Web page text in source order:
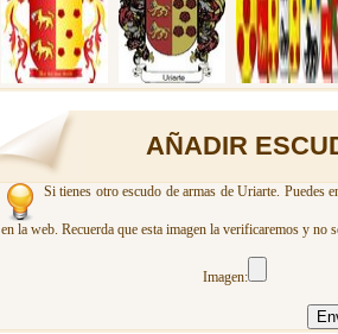
AÑADIR
Si tienes otro escudo de armas de Uriarte.
en la web. Recuerda que esta imagen la verificaremos y no
Imagen: